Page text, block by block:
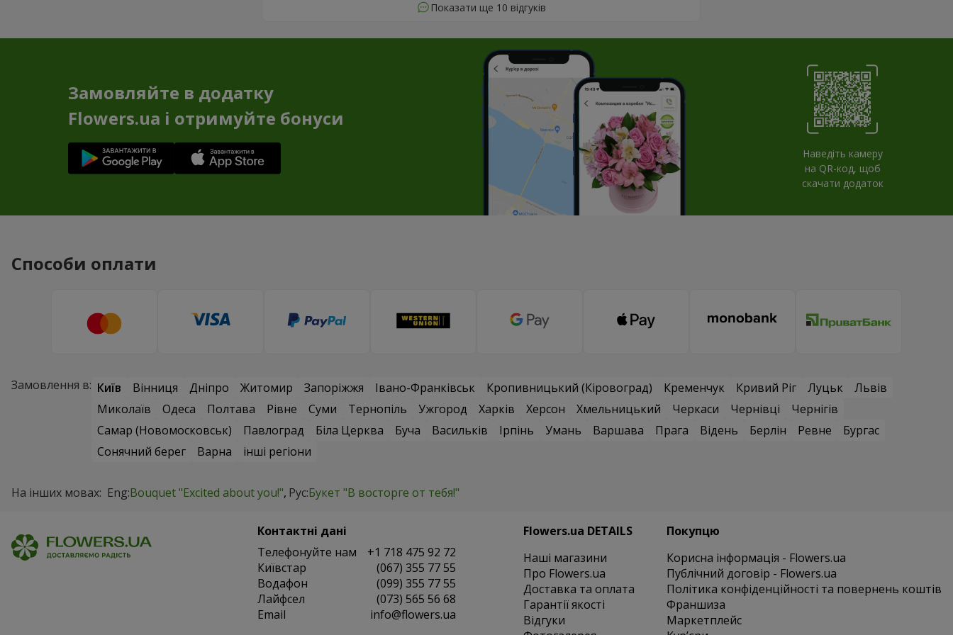
Показати ще 10 відгуків
Замовляйте в додатку
Flowers.ua і отримуйте бонуси
Наведіть камеру
на QR-код, щоб
скачати додаток
Способи оплати
Замовлення в: Київ Вінниця Дніпро Житомир Запоріжжя Івано-Франківськ Кропивницький (Кіровоград) Кременчук Кривий Ріг Луцьк
Львів
Миколаїв
Одеса Полтава Рівне Суми Тернопіль Ужгород Харків Херсон Хмельницький Черкаси Чернівці
Чернігів
Самар (Новомосковськ)
Павлоград Біла Церква Буча Васильків Ірпінь Умань Варшава Прага Відень Берлін Ревне
Бургас
Сонячний берег
Варна інші регіони
На інших мовах: Eng:Bouquet "Excited about you!" Рус:Букет "В восторге от тебя!"
Контактні дані
Телефонуйте нам
+1 718 475 92 72
Київстар
(067) 355 77 55
Водафон
(099) 355 77 55
Лайфсел
(073) 565 56 68
Email
info@flowers.ua
Flowers.ua DETAILS
Наші магазини
Про Flowers.ua
Доставка та оплата
Гарантії якості
Відгуки
Покупцю
Корисна інформація - Flowers.ua
Публічний договір - Flowers.ua
Політика конфіденційності та повернень коштів
Франшиза
Маркетплейс